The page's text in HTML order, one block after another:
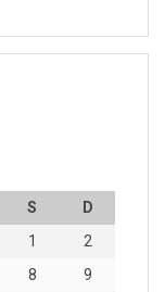
S
D
1
2
8
9